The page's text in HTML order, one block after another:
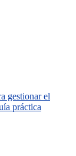
gestionar el
práctica